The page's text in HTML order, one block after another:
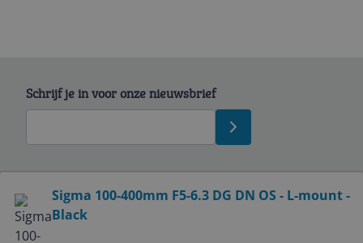
Sigma 100-400mm F5-6.3 DG DN OS - L-mount -
Black
Schrijf je in voor onze nieuwsbrief
Service